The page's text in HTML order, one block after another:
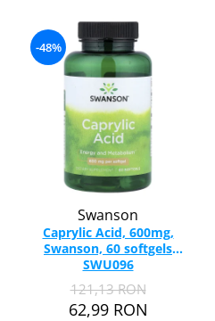
-48%
Swanson
Caprylic Acid, 600mg,
Swanson, 60 softgels
SWU096
121,13 RON
62,99 RON